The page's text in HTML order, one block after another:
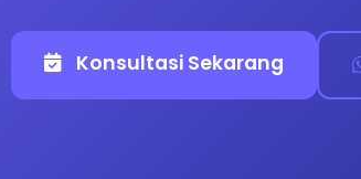
Konsultasi Sekarang